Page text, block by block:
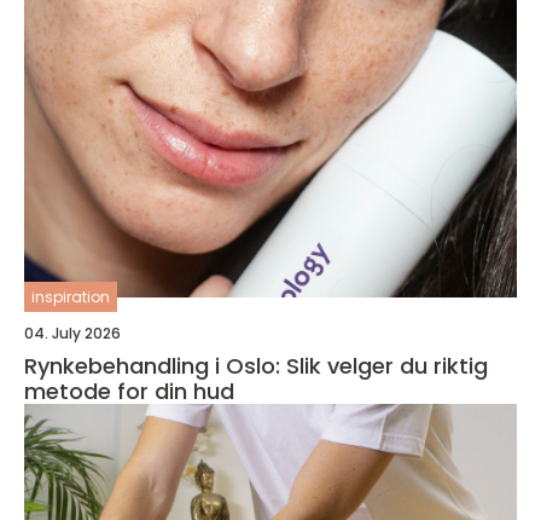
inspiration
04. July 2026
Rynkebehandling i Oslo: Slik velger du riktig
metode for din hud